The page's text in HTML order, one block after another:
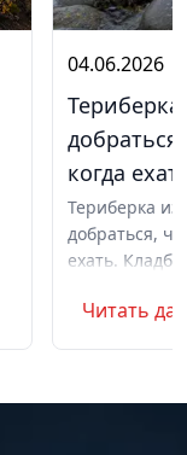
04.06.2026
когда
Териберка
добраться,
ехать.
Маршрут на
Читать